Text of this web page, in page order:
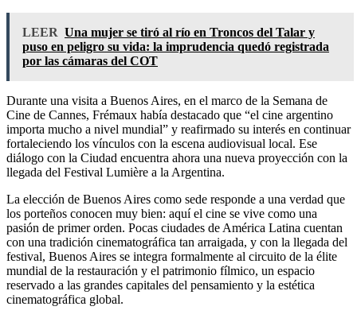
LEER Una mujer se tiró al río en Troncos del Talar y
puso en peligro su vida: la imprudencia quedó registrada
por las cámaras del COT
Durante una visita a Buenos Aires, en el marco de la Semana de
Cine de Cannes, Frémaux había destacado que “el cine argentino
importa mucho a nivel mundial” y reafirmado su interés en continuar
fortaleciendo los vínculos con la escena audiovisual local. Ese
diálogo con la Ciudad encuentra ahora una nueva proyección con la
llegada del Festival Lumière a la Argentina.
La elección de Buenos Aires como sede responde a una verdad que
los porteños conocen muy bien: aquí el cine se vive como una
pasión de primer orden. Pocas ciudades de América Latina cuentan
con una tradición cinematográfica tan arraigada, y con la llegada del
festival, Buenos Aires se integra formalmente al circuito de la élite
mundial de la restauración y el patrimonio fílmico, un espacio
reservado a las grandes capitales del pensamiento y la estética
cinematográfica global.